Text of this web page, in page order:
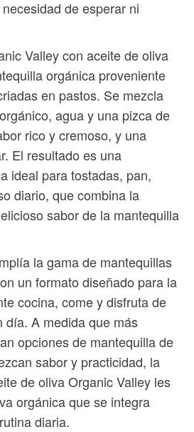
de esperar ni
Valley con aceite de oliva
orgánica proveniente
en pastos. Se mezcla
agua y una pizca de
rico y cremoso, y una
El resultado es una
ideal para tostadas, pan,
diario, que combina la
sabor de la mantequilla
la gama de mantequillas
un formato diseñado para la
cocina, come y disfruta de
día. A medida que más
opciones de mantequilla de
sabor y practicidad, la
de oliva Organic Valley les
orgánica que se integra
diaria.